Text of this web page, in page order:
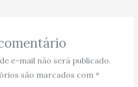
e-mail não será publicado.
são marcados com *